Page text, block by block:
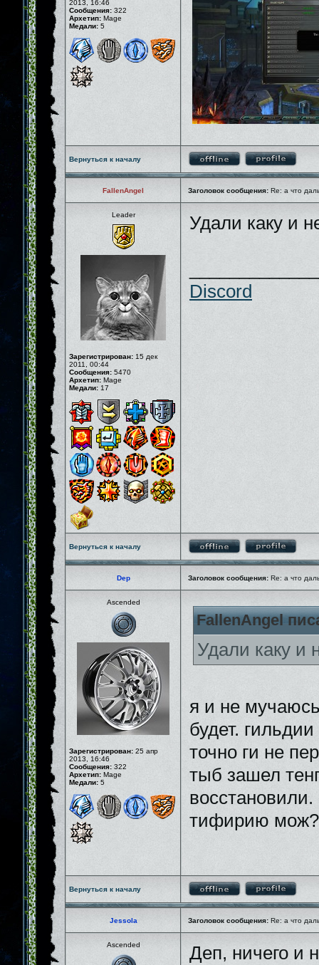
2013, 16:46
Сообщения: 322
Архетип: Mage
Медали: 5
Вернуться к началу
FallenAngel Заголовок сообщения: Re: а что
Leader
Зарегистрирован: 15 дек
2011, 00:44
Сообщения: 5470
Архетип: Mage
Медали: 17
Удали каку и
Discord
Вернуться к началу
Dep Заголовок сообщения: Re: а что
Ascended
Зарегистрирован: 25 апр
2013, 16:46
Сообщения: 322
Архетип: Mage
Медали: 5
FallenAngel
Удали каку и
я и не
будет.
точно ги не
тыб зашел
тифирию мож?
Вернуться к началу
Jessola Заголовок сообщения: Re: а что
Ascended
Деп, ничего и